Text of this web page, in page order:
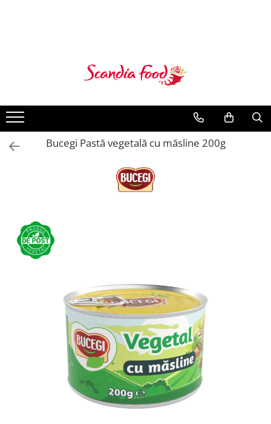
Bucegi Pastă vegetală cu măsline 200g